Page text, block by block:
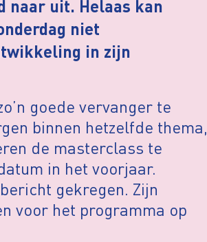
naar uit. Helaas kan
niet
in zijn
goede vervanger te
binnen hetzelfde thema,
de masterclass te
in het voorjaar.
gekregen. Zijn
voor het programma op